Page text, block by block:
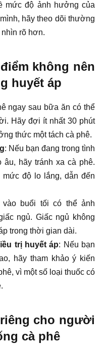
mức độ ảnh hưởng của
hãy theo dõi thường
rõ hơn.
không nên
huyết áp
ngay sau bữa ăn có thể
Hãy đợi ít nhất 30 phút
thức một tách cà phê.
: Nếu bạn đang trong tình
âu, hãy tránh xa cà phê.
mức độ lo lắng, dẫn đến
vào buổi tối có thể ảnh
ngủ. Giấc ngủ không
trong thời gian dài.
trị huyết áp: Nếu bạn
hãy tham khảo ý kiến
vì một số loại thuốc có
cho người
cà phê